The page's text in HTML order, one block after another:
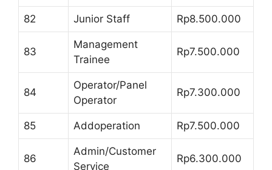
82 Junior Staff Rp8.500.000
83
Management
Trainee
Rp7.500.000
84
Operator/Panel
Operator
Rp7.300.000
85 Addoperation Rp7.500.000
86
Admin/Customer
Service
Rp6.300.000